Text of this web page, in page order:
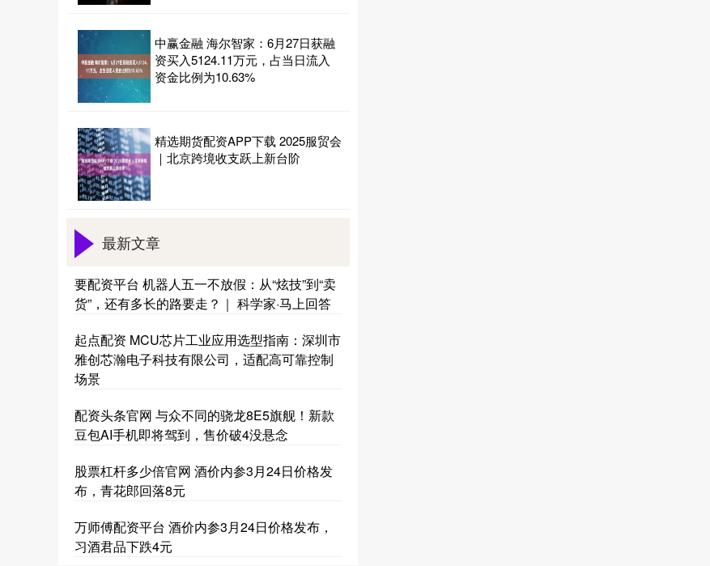
中赢金融 海尔智家：6月27日获融
资买入5124.11万元，占当日流入
资金比例为10.63%
精选期货配资APP下载 2025服贸会
｜北京跨境收支跃上新台阶
最新文章
要配资平台 机器人五一不放假：从“炫技”到“卖
货”，还有多长的路要走？｜ 科学家·马上回答
起点配资 MCU芯片工业应用选型指南：深圳市
雅创芯瀚电子科技有限公司，适配高可靠控制
场景
配资头条官网 与众不同的骁龙8E5旗舰！新款
豆包AI手机即将驾到，售价破4没悬念
股票杠杆多少倍官网 酒价内参3月24日价格发
布，青花郎回落8元
万师傅配资平台 酒价内参3月24日价格发布，
习酒君品下跌4元